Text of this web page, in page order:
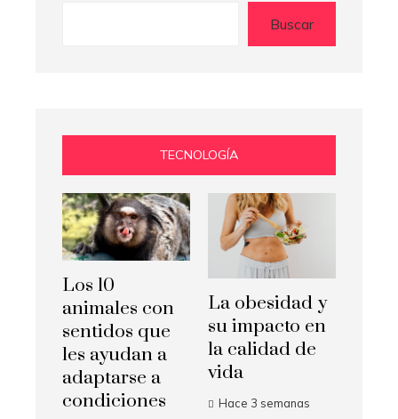
Buscar
TECNOLOGÍA
Los 10
animales con
sentidos que
les ayudan a
adaptarse a
condiciones
La obesidad y
su impacto en
la calidad de
vida
Hace 3 semanas